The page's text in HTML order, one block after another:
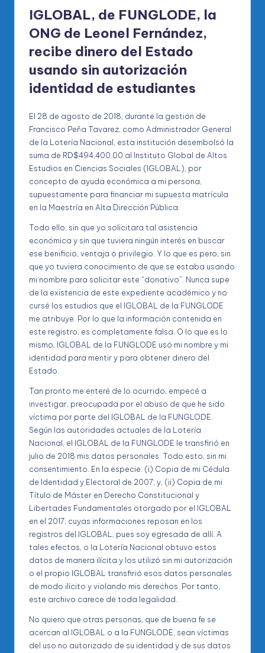
IGLOBAL, de FUNGLODE, la
ONG de Leonel Fernández,
recibe dinero del Estado
usando sin autorización
identidad de estudiantes
El 28 de agosto de 2018, durante la gestión de
Francisco Peña Tavarez, como Administrador General
de la Lotería Nacional, esta institución desembolsó la
suma de RD$494,400.00 al Instituto Global de Altos
Estudios en Ciencias Sociales (IGLOBAL), por
concepto de ayuda económica a mi persona,
supuestamente para financiar mi supuesta matrícula
en la Maestría en Alta Dirección Pública.
Todo ello, sin que yo solicitara tal asistencia
económica y sin que tuviera ningún interés en buscar
ese benificio, ventaja o privilegio. Y lo que es pero, sin
que yo tuviera conocimiento de que se estaba usando
mi nombre para solicitar este “donativo”. Nunca supe
de la existencia de este expediente académico y no
cursé los estudios que el IGLOBAL de la FUNGLODE
me atribuye. Por lo que la información contenida en
este registro, es completamente falsa. O lo que es lo
mismo, IGLOBAL de la FUNGLODE usó mi nombre y mi
identidad para mentir y para obtener dinero del
Estado.
Tan pronto me enteré de lo ocurrido, empecé a
investigar, preocupada por el abuso de que he sido
víctima por parte del IGLOBAL de la FUNGLODE.
Según las autoridades actuales de la Lotería
Nacional, el IGLOBAL de la FUNGLODE le transfirió en
julio de 2018 mis datos personales. Todo esto, sin mi
consentimiento. En la especie: (i) Copia de mi Cédula
de Identidad y Electoral de 2007; y, (ii) Copia de mi
Título de Máster en Derecho Constitucional y
Libertades Fundamentales otorgado por el IGLOBAL
en el 2017; cuyas informaciones reposan en los
registros del IGLOBAL, pues soy egresada de allí. A
tales efectos, o la Lotería Nacional obtuvo estos
datos de manera ilícita y los utilizó sin mi autorización
o el propio IGLOBAL transfirió esos datos personales
de modo ilícito y violando mis derechos. Por tanto,
este archivo carece de toda legalidad.
No quiero que otras personas, que de buena fe se
acercan al IGLOBAL o a la FUNGLODE, sean víctimas
del uso no autorizado de su identidad y de sus datos